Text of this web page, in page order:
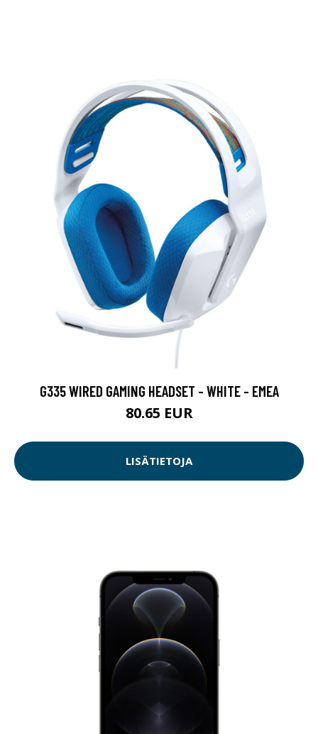
G335 WIRED GAMING HEADSET - WHITE - EMEA
80.65 EUR
LISÄTIETOJA